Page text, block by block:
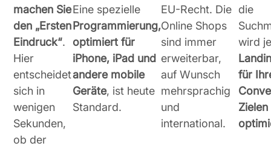
machen Sie
den „Ersten
Eindruck“.
Hier
entscheidet
sich in
wenigen
Sekunden,
ob der
Eine spezielle
Programmierung,
optimiert für
iPhone, iPad und
andere mobile
Geräte, ist heute
Standard.
EU-Recht. Die
Online Shops
sind immer
erweiterbar,
auf Wunsch
mehrsprachig
und
international.
die
wird
für
Zielen